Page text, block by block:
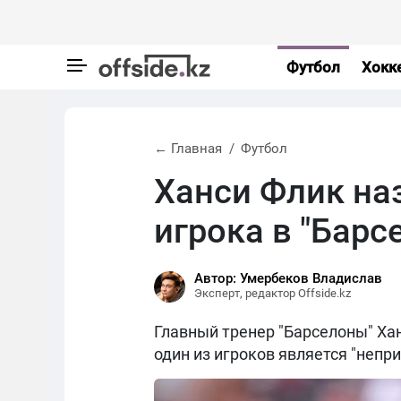
Футбол
← Главная Футбол
Ханси Флик
игрока в
Автор: Умербеков Владислав
Эксперт, редактор Offside.kz
Главный тренер "Барселоны"
один из игроков является